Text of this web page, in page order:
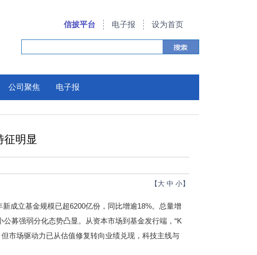
信披平台 电子报 设为首页
公司聚焦 电子报
征明显
【 大 中 小】
成立基金规模已超6200亿份，同比增逾18%。总量增
募强弱分化态势凸显。从资本市场到基金发行端，“K
市场驱动力已从估值修复转向业绩兑现，科技主线与